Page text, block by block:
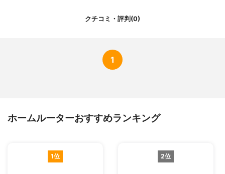
3,300円
クチコミ・評判(0)
1
ホームルーターおすすめランキング
1位 2位